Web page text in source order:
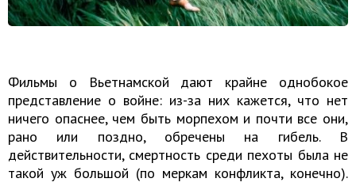
Фильмы о Вьетнамской дают крайне однобокое
представление о войне: из-за них кажется, что нет
ничего опаснее, чем быть морпехом и почти все они,
рано или поздно, обречены на гибель. В
действительности, смертность среди пехоты была не
такой уж большой (по меркам конфликта, конечно).